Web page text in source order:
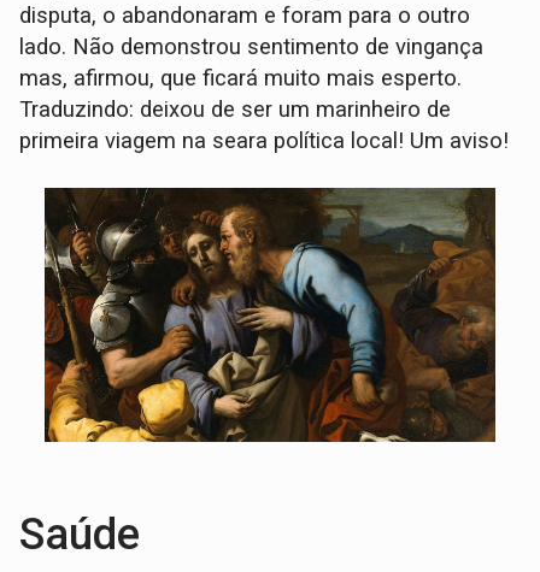
disputa, o abandonaram e foram para o outro
lado. Não demonstrou sentimento de vingança
mas, afirmou, que ficará muito mais esperto.
Traduzindo: deixou de ser um marinheiro de
primeira viagem na seara política local! Um aviso!
Saúde